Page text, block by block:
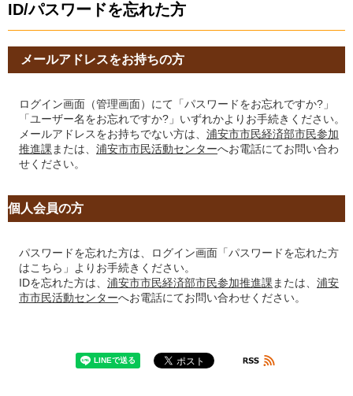
ID/パスワードを忘れた方
メールアドレスをお持ちの方
ログイン画面（管理画面）にて「パスワードをお忘れですか?」
「ユーザー名をお忘れですか?」いずれかよりお手続きください。
メールアドレスをお持ちでない方は、 浦安市市民経済部市民参加
推進課 または、 浦安市市民活動センターへお電話にてお問い合わ
せください。
個人会員の方
パスワードを忘れた方は、ログイン画面「パスワードを忘れた方
はこちら」よりお手続きください。
IDを忘れた方は、 浦安市市民経済部市民参加推進課 または、 浦安
市市民活動センターへお電話にてお問い合わせください。